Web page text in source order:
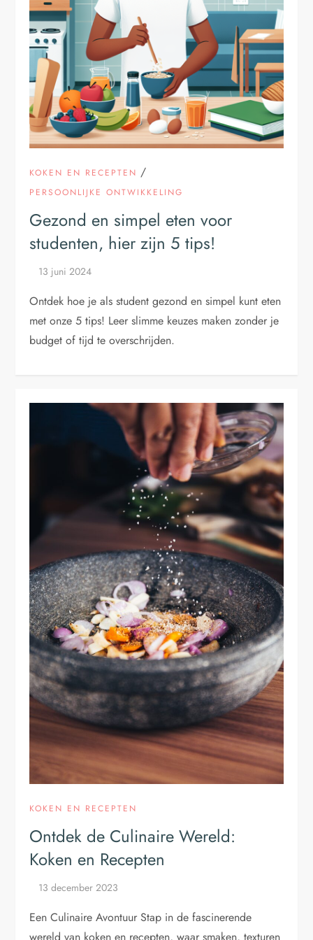
KOKEN EN RECEPTEN /
PERSOONLIJKE ONTWIKKELING
Gezond en simpel eten voor
studenten, hier zijn 5 tips!
Ontdek hoe je als student gezond en simpel kunt eten
met onze 5 tips! Leer slimme keuzes maken zonder je
budget of tijd te overschrijden.
KOKEN EN RECEPTEN
Ontdek de Culinaire Wereld:
Koken en Recepten
Een Culinaire Avontuur Stap in de fascinerende
wereld van koken en recepten, waar smaken, texturen